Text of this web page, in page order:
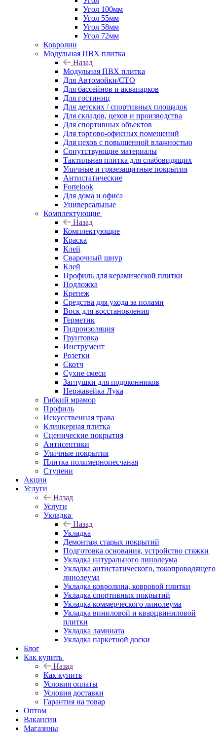
Угол 100мм
Угол 55мм
Угол 58мм
Угол 72мм
Ковролин
Модульная ПВХ плитка
Назад
Модульная ПВХ плитка
Для Автомойки/СТО
Для бассейнов и аквапарков
Для гостиниц
Для детских / спортивных площадок
Для складов, цехов и производства
Для спортивных объектов
Для торгово-офисных помещений
Для цехов с повышенной влажностью
Сопутствующие материалы
Тактильная плитка для слабовидящих
Уличные и грязезащитные покрытия
Антистатические
Fortelook
Для дома и офиса
Универсальные
Комплектующие
Назад
Комплектующие
Краска
Клей
Сварочный шнур
Клей
Профиль для керамической плитки
Подложка
Крепеж
Средства для ухода за полами
Воск для восстановления
Герметик
Гидроизоляция
Грунтовка
Инструмент
Розетки
Скотч
Сухие смеси
Заглушки для подоконников
Нержавейка Лука
Гибкий мрамор
Профиль
Искусственная трава
Клинкерная плитка
Сценические покрытия
Антисептики
Уличные покрытия
Плитка полимернопесчаная
Ступени
Акции
Услуги
Назад
Услуги
Укладка
Назад
Укладка
Демонтаж старых покрытий
Подготовка основания, устройство стяжки
Укладка натурального линолеума
Укладка антистатического, токопроводящего
линолеума
Укладка ковролина, ковровой плитки
Укладка спортивных покрытий
Укладка коммерческого линолеума
Укладка виниловой и кварцвиниловой
плитки
Укладка ламината
Укладка паркетной доски
Блог
Как купить
Назад
Как купить
Условия оплаты
Условия доставки
Гарантия на товар
Оптом
Вакансии
Магазины